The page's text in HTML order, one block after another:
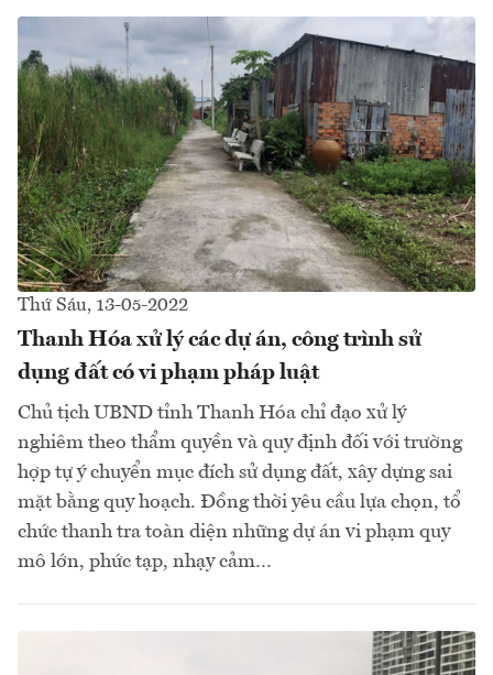
Thứ Sáu, 13-05-2022
Thanh Hóa xử lý các dự án, công trình sử
dụng đất có vi phạm pháp luật
Chủ tịch UBND tỉnh Thanh Hóa chỉ đạo xử lý
nghiêm theo thẩm quyền và quy định đối với trường
hợp tự ý chuyển mục đích sử dụng đất, xây dựng sai
mặt bằng quy hoạch. Đồng thời yêu cầu lựa chọn, tổ
chức thanh tra toàn diện những dự án vi phạm quy
mô lớn, phức tạp, nhạy cảm…